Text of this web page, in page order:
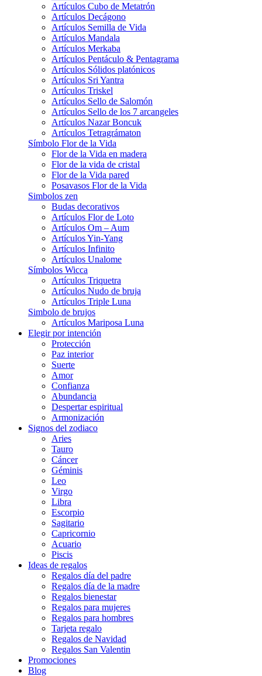
Artículos Cubo de Metatrón
Artículos Decágono
Artículos Semilla de Vida
Artículos Mandala
Artículos Merkaba
Artículos Pentáculo & Pentagrama
Artículos Sólidos platónicos
Artículos Sri Yantra
Artículos Triskel
Artículos Sello de Salomón
Artículos Sello de los 7 arcangeles
Artículos Nazar Boncuk
Artículos Tetragrámaton
Símbolo Flor de la Vida
Flor de la Vida en madera
Flor de la vida de cristal
Flor de la Vida pared
Posavasos Flor de la Vida
Simbolos zen
Budas decorativos
Artículos Flor de Loto
Artículos Om – Aum
Artículos Yin-Yang
Artículos Infinito
Artículos Unalome
Símbolos Wicca
Artículos Triquetra
Artículos Nudo de bruja
Artículos Triple Luna
Simbolo de brujos
Artículos Mariposa Luna
Elegir por intención
Protección
Paz interior
Suerte
Amor
Confianza
Abundancia
Despertar espiritual
Armonización
Signos del zodiaco
Aries
Tauro
Cáncer
Géminis
Leo
Virgo
Libra
Escorpio
Sagitario
Capricornio
Acuario
Piscis
Ideas de regalos
Regalos día del padre
Regalos día de la madre
Regalos bienestar
Regalos para mujeres
Regalos para hombres
Tarjeta regalo
Regalos de Navidad
Regalos San Valentin
Promociones
Blog